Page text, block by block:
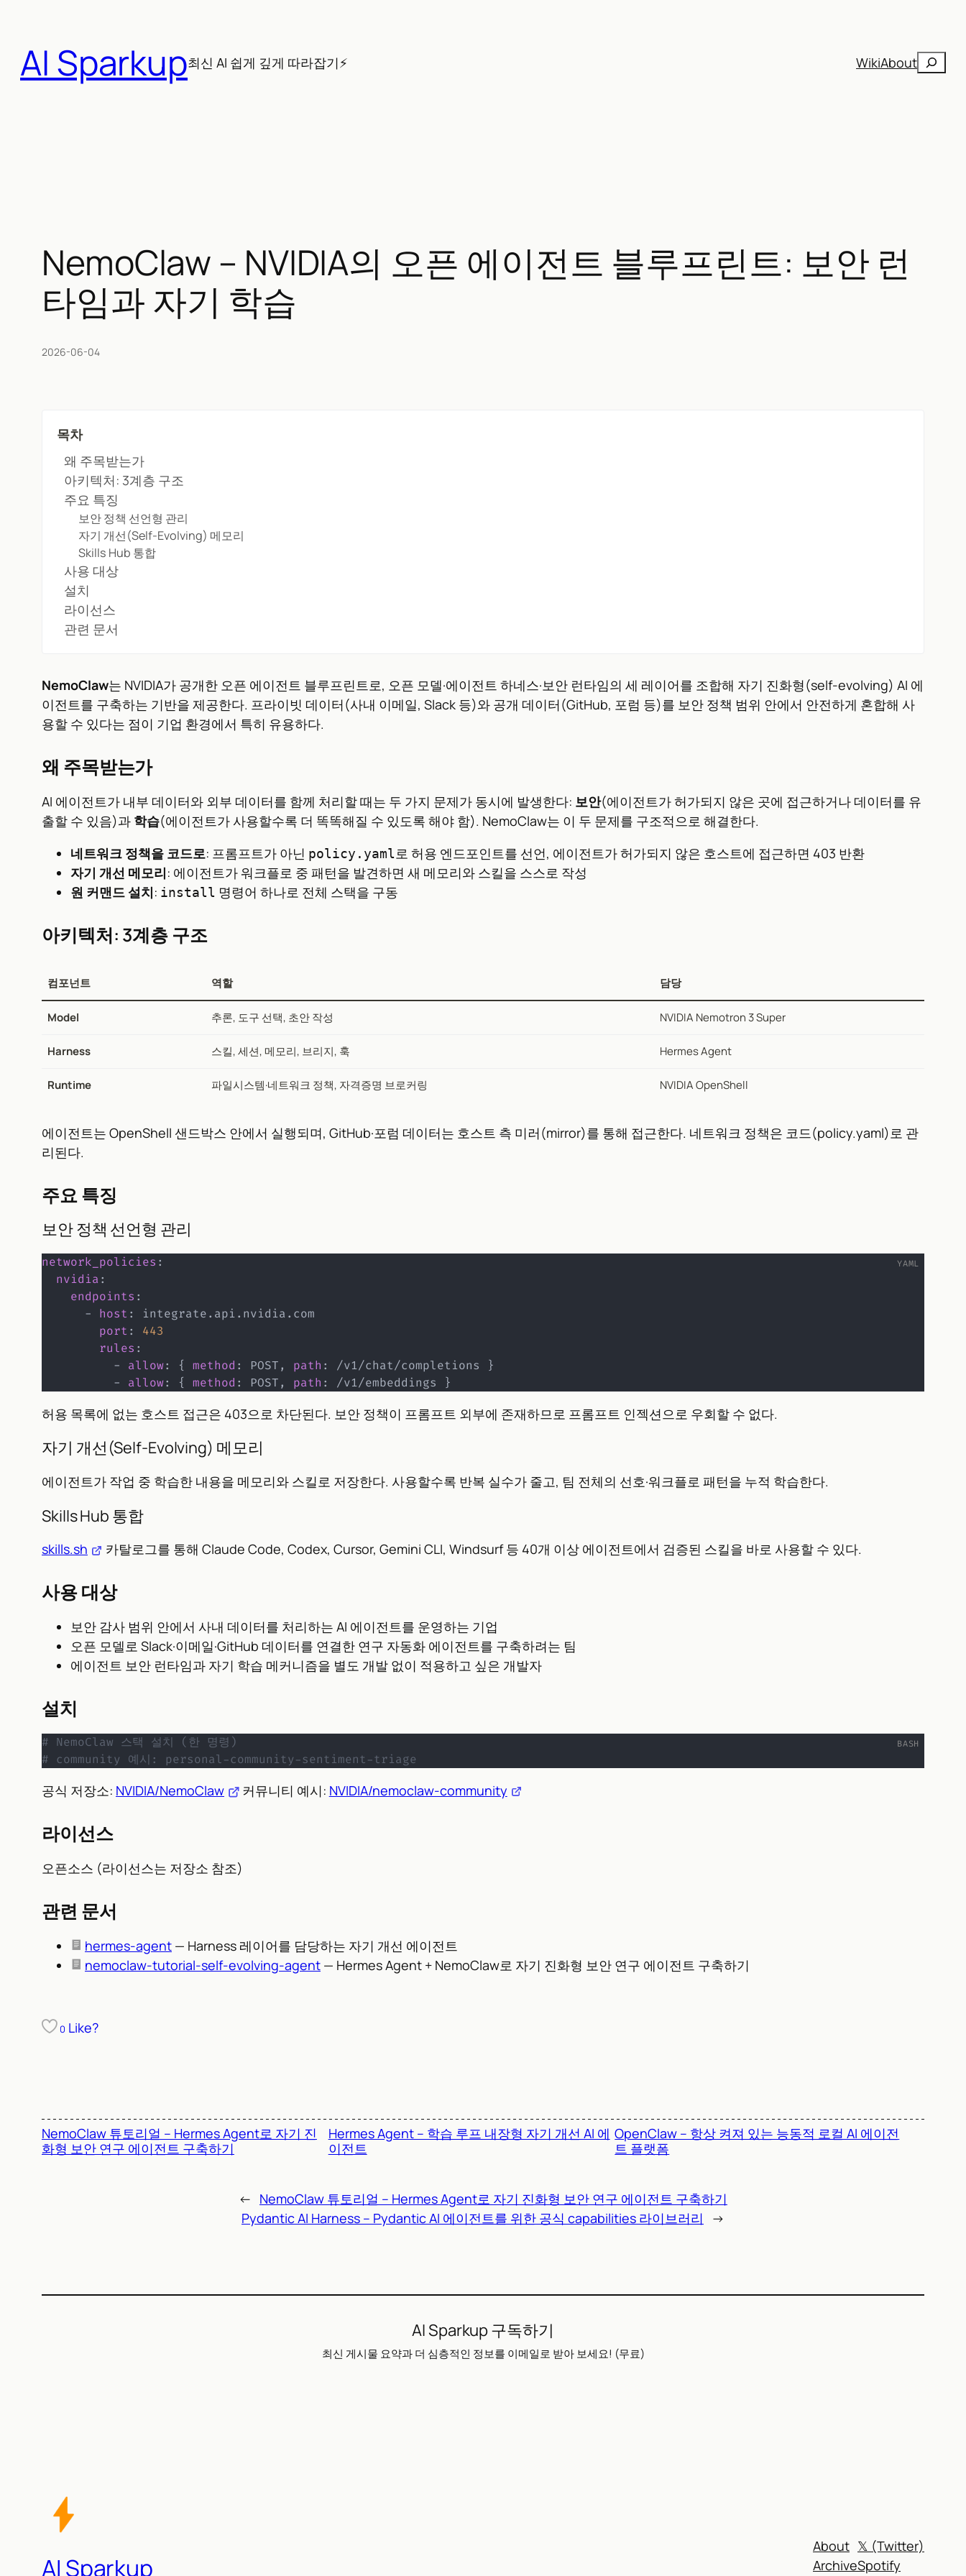
AI Sparkup최신 AI 쉽게 깊게 따라잡기⚡ WikiAbout검
NemoClaw – NVIDIA의 오픈 에이전트 블루프린트: 보안 런
타임과 자기 학습
2026-06-04
목차
왜 주목받는가
아키텍처: 3계층 구조
주요 특징
보안 정책 선언형 관리
자기 개선(Self-Evolving) 메모리
Skills Hub 통합
사용 대상
설치
라이선스
관련 문서
NemoClaw는 NVIDIA가 공개한 오픈 에이전트 블루프린트로, 오픈 모델·에이전트 하네스·보안 런타임의 세 레이어를 조합해 자기 진화형(self-evolving) AI 에
이전트를 구축하는 기반을 제공한다. 프라이빗 데이터(사내 이메일, Slack 등)와 공개 데이터(GitHub, 포럼 등)를 보안 정책 범위 안에서 안전하게 혼합해 사
용할 수 있다는 점이 기업 환경에서 특히 유용하다.
왜 주목받는가
AI 에이전트가 내부 데이터와 외부 데이터를 함께 처리할 때는 두 가지 문제가 동시에 발생한다: 보안(에이전트가 허가되지 않은 곳에 접근하거나 데이터를 유
출할 수 있음)과 학습(에이전트가 사용할수록 더 똑똑해질 수 있도록 해야 함). NemoClaw는 이 두 문제를 구조적으로 해결한다.
네트워크 정책을 코드로: 프롬프트가 아닌 policy.yaml 로 허용 엔드포인트를 선언, 에이전트가 허가되지 않은 호스트에 접근하면 403 반환
자기 개선 메모리: 에이전트가 워크플로 중 패턴을 발견하면 새 메모리와 스킬을 스스로 작성
원 커맨드 설치: install 명령어 하나로 전체 스택을 구동
아키텍처: 3계층 구조
컴포넌트 역할 담당
Model 추론, 도구 선택, 초안 작성 NVIDIA Nemotron 3 Super
Harness 스킬, 세션, 메모리, 브리지, 훅 Hermes Agent
Runtime 파일시스템·네트워크 정책, 자격증명 브로커링 NVIDIA OpenShell
에이전트는 OpenShell 샌드박스 안에서 실행되며, GitHub·포럼 데이터는 호스트 측 미러(mirror)를 통해 접근한다. 네트워크 정책은 코드(policy.yaml)로 관
리된다.
주요 특징
보안 정책 선언형 관리
network_policies :
nvidia:
endpoints :
-
host :
integrate.api.nvidia.com
port :
443
rules :
-
allow: { method : POST, path : /v1/chat/completions }
-
allow: { method : POST, path : /v1/embeddings }
허용 목록에 없는 호스트 접근은 403으로 차단된다. 보안 정책이 프롬프트 외부에 존재하므로 프롬프트 인젝션으로 우회할 수 없다.
자기 개선(Self-Evolving) 메모리
에이전트가 작업 중 학습한 내용을 메모리와 스킬로 저장한다. 사용할수록 반복 실수가 줄고, 팀 전체의 선호·워크플로 패턴을 누적 학습한다.
Skills Hub 통합
skills.sh 카탈로그를 통해 Claude Code, Codex, Cursor, Gemini CLI, Windsurf 등 40개 이상 에이전트에서 검증된 스킬을 바로 사용할 수 있다.
사용 대상
보안 감사 범위 안에서 사내 데이터를 처리하는 AI 에이전트를 운영하는 기업
오픈 모델로 Slack·이메일·GitHub 데이터를 연결한 연구 자동화 에이전트를 구축하려는 팀
에이전트 보안 런타임과 자기 학습 메커니즘을 별도 개발 없이 적용하고 싶은 개발자
설치
# NemoClaw 스택 설치 (한 명령)
# community 예시: personal-community-sentiment-triage
공식 저장소: NVIDIA/NemoClaw 커뮤니티 예시: NVIDIA/nemoclaw-community
라이선스
오픈소스 (라이선스는 저장소 참조)
관련 문서
hermes-agent — Harness 레이어를 담당하는 자기 개선 에이전트
nemoclaw-tutorial-self-evolving-agent — Hermes Agent + NemoClaw로 자기 진화형 보안 연구 에이전트 구축하기
0 Like?
NemoClaw 튜토리얼 – Hermes Agent로 자기 진
화형 보안 연구 에이전트 구축하기
Hermes Agent – 학습 루프 내장형 자기 개선 AI 에
이전트
OpenClaw – 항상 켜져 있는 능동적 로컬 AI 에이전
트 플랫폼
← NemoClaw 튜토리얼 – Hermes Agent로 자기 진화형 보안 연구 에이전트 구축하기
Pydantic AI Harness – Pydantic AI 에이전트를 위한 공식 capabilities 라이브러리
→
AI Sparkup 구독하기
최신 게시물 요약과 더 심층적인 정보를 이메일로 받아 보세요! (무료)
AI Sparkup
About
Archive
𝕏 (Twitter)
Spotify